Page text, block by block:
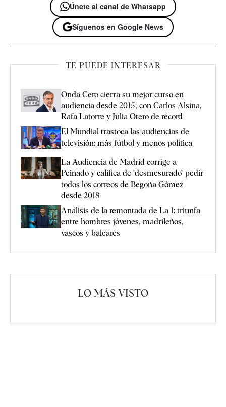
Únete al canal de Whatsapp
Síguenos en Google News
TE PUEDE INTERESAR
Onda Cero cierra su mejor curso en
audiencia desde 2015, con Carlos Alsina,
Rafa Latorre y Julia Otero de récord
El Mundial trastoca las audiencias de
televisión: más fútbol y menos política
La Audiencia de Madrid corrige a
Peinado y califica de "desmesurado" pedir
todos los correos de Begoña Gómez
desde 2018
Análisis de la remontada de La 1: triunfa
entre hombres jóvenes, madrileños,
vascos y baleares
LO MÁS VISTO